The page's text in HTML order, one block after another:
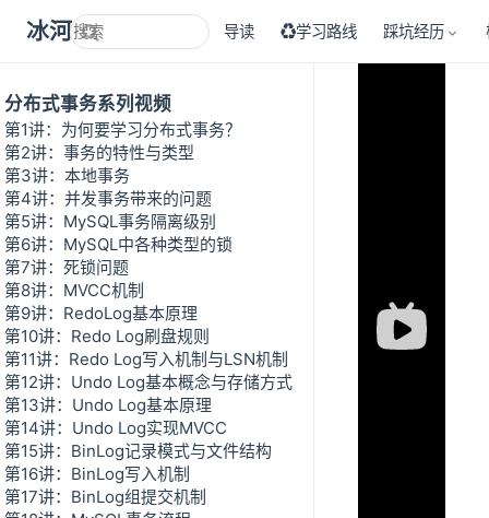
冰河技术 导读 ♻学习路线 踩坑经历
分布式事务系列视频
第1讲：为何要学习分布式事务？
第2讲：事务的特性与类型
第3讲：本地事务
第4讲：并发事务带来的问题
第5讲：MySQL事务隔离级别
第6讲：MySQL中各种类型的锁
第7讲：死锁问题
第8讲：MVCC机制
第9讲：RedoLog基本原理
第10讲：Redo Log刷盘规则
第11讲：Redo Log写入机制与LSN机制
第12讲：Undo Log基本概念与存储方式
第13讲：Undo Log基本原理
第14讲：Undo Log实现MVCC
第15讲：BinLog记录模式与文件结构
第16讲：BinLog写入机制
第17讲：BinLog组提交机制